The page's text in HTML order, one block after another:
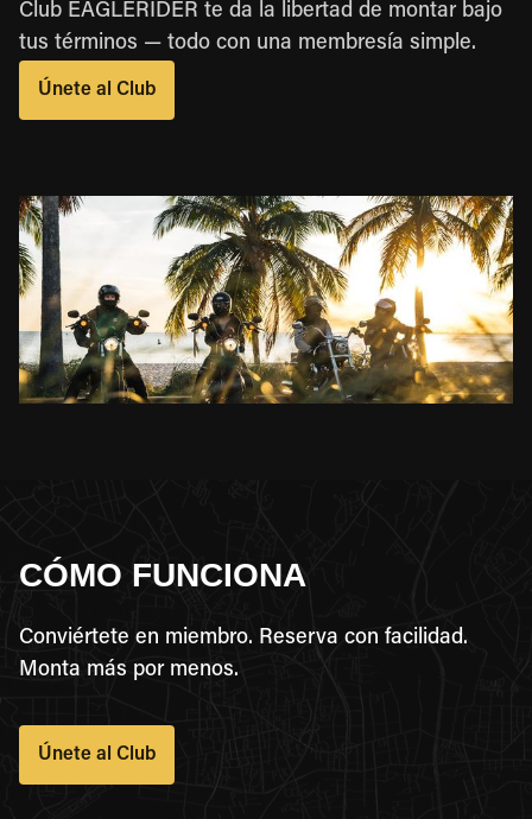
Club EAGLERIDER te da la libertad de montar bajo
tus términos — todo con una membresía simple.
Únete al Club
CÓMO FUNCIONA
Conviértete en miembro. Reserva con facilidad.
Monta más por menos.
Únete al Club